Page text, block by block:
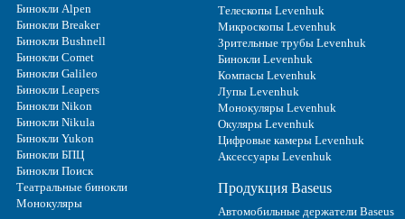
Бинокли Alpen
Бинокли Breaker
Бинокли Bushnell
Бинокли Comet
Бинокли Galileo
Бинокли Leapers
Бинокли Nikon
Бинокли Nikula
Бинокли Yukon
Бинокли БПЦ
Бинокли Поиск
Театральные бинокли
Монокуляры
Телескопы Levenhuk
Микроскопы Levenhuk
Зрительные трубы Levenhuk
Бинокли Levenhuk
Компасы Levenhuk
Лупы Levenhuk
Монокуляры Levenhuk
Окуляры Levenhuk
Цифровые камеры Levenhuk
Аксессуары Levenhuk
Продукция Baseus
Автомобильные держатели Baseus